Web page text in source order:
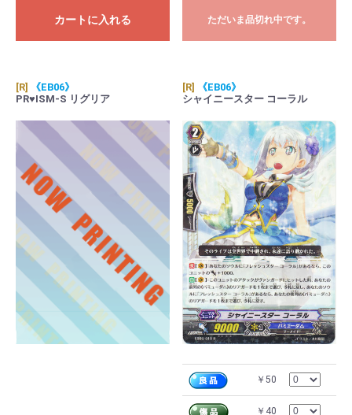
カートに入れる ただいま品切れ中です。
[R]
《EB06》
PR♥ISM-S リグリア
[R]
《EB06》
シャイニースター コーラル
￥50
￥40